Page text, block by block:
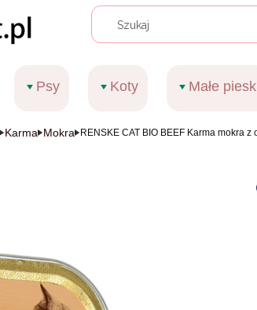
Psy Koty Małe
Karma Mokra RENSKE CAT BIO BEEF Karma mokra